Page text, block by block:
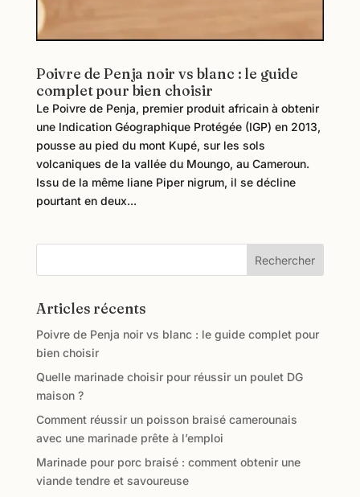
Poivre de Penja noir vs blanc : le guide
complet pour bien choisir
Le Poivre de Penja, premier produit africain à obtenir
une Indication Géographique Protégée (IGP) en 2013,
pousse au pied du mont Kupé, sur les sols
volcaniques de la vallée du Moungo, au Cameroun.
Issu de la même liane Piper nigrum, il se décline
pourtant en deux...
Rechercher
Articles récents
Poivre de Penja noir vs blanc : le guide complet pour
bien choisir
Quelle marinade choisir pour réussir un poulet DG
maison ?
Comment réussir un poisson braisé camerounais
avec une marinade prête à l’emploi
Marinade pour porc braisé : comment obtenir une
viande tendre et savoureuse